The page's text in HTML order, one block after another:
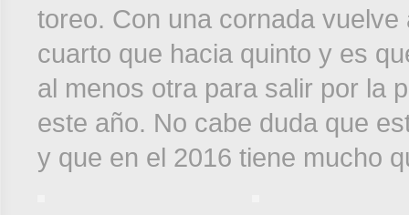
toreo. Con una cornada
cuarto que hacia quinto y es
al menos otra para salir por la
este año. No cabe duda que
y que en el 2016 tiene mucho